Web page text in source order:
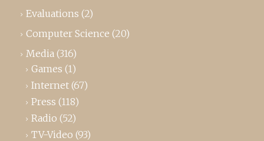
Evaluations (2)
Computer Science (20)
Media (316)
Games (1)
Internet (67)
Press (118)
Radio (52)
TV-Video (93)